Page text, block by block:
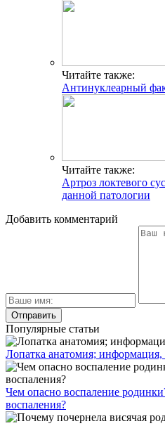
Читайте также:
Антинуклеарный
Читайте также:
Артроз локтевого
данной патологии
Добавить комментарий
Популярные статьи
Лопатка анатомия;
Чем опасно воспаление
воспаления?